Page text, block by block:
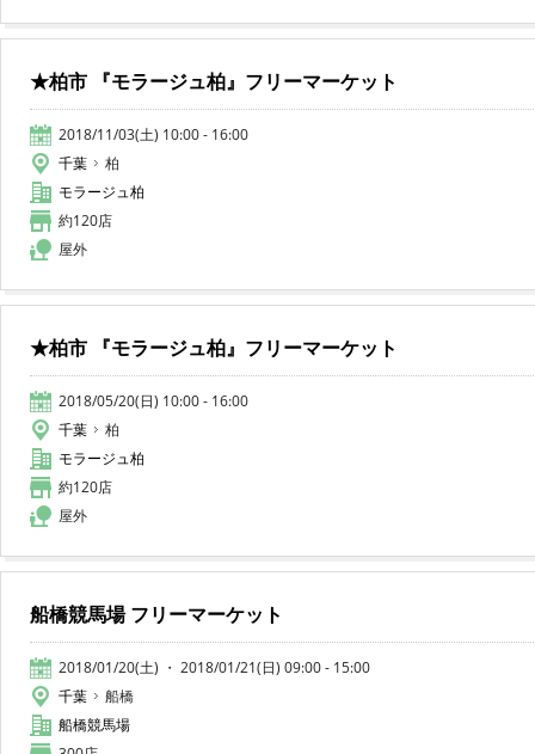
★柏市 『モラージュ柏』フリーマーケット
2018/11/03(土) 10:00 - 16:00
千葉
柏
モラージュ柏
約120店
屋外
★柏市 『モラージュ柏』フリーマーケット
2018/05/20(日) 10:00 - 16:00
千葉
柏
モラージュ柏
約120店
屋外
船橋競馬場 フリーマーケット
2018/01/20(土) ・ 2018/01/21(日) 09:00 - 15:00
千葉
船橋
船橋競馬場